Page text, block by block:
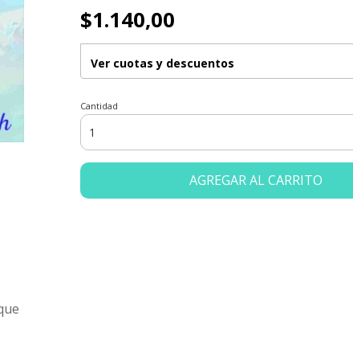
$1.140,00
Ver cuotas y descuentos
Cantidad
AGREGAR AL CARRITO